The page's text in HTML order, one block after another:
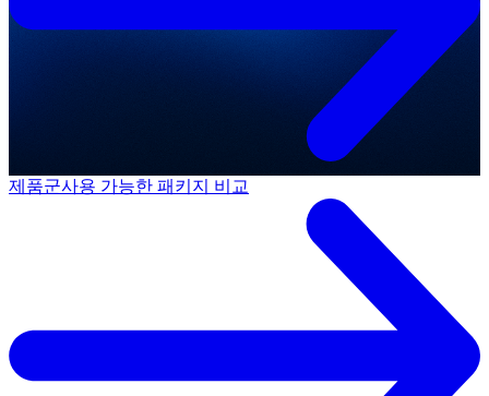
제품군사용 가능한 패키지 비교